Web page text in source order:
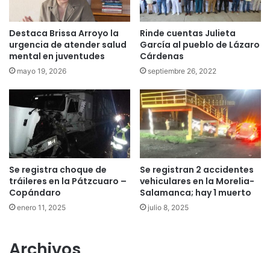
Destaca Brissa Arroyo la
urgencia de atender salud
mental en juventudes
mayo 19, 2026
Rinde cuentas Julieta
García al pueblo de Lázaro
Cárdenas
septiembre 26, 2022
Se registra choque de
tráileres en la Pátzcuaro –
Copándaro
enero 11, 2025
Se registran 2 accidentes
vehiculares en la Morelia-
Salamanca; hay 1 muerto
julio 8, 2025